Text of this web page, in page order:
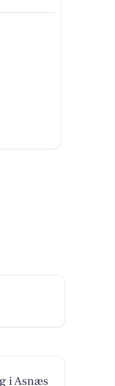
i Asnæs